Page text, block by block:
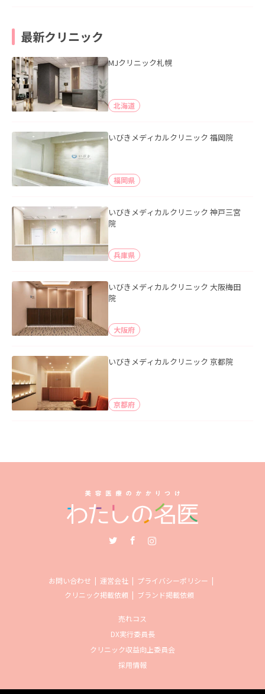
最新クリニック
MJクリニック札幌
北海道
いびきメディカルクリニック 福岡院
福岡県
いびきメディカルクリニック 神戸三宮
院
兵庫県
いびきメディカルクリニック 大阪梅田
院
大阪府
いびきメディカルクリニック 京都院
京都府
お問い合わせ 運営会社
プライバシーポリシー
クリニック掲載依頼
ブランド掲載依頼
売れコス
DX実行委員長
クリニック収益向上委員会
採用情報